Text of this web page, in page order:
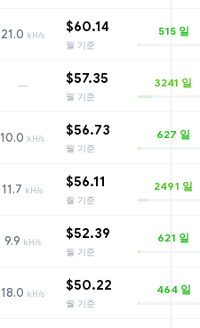
21.0 kH/s
$60.14
월 기준
515일
— $57.35
월 기준
3241 일
10.0 kH/s
$56.73
월 기준
627 일
11.7 kH/s
$56.11
월 기준
2491 일
9.9 kH/s
$52.39
월 기준
621 일
18.0 kH/s
$50.22
월 기준
464일